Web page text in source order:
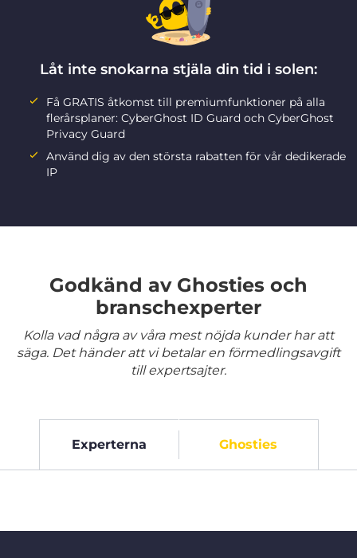
Låt inte snokarna stjäla din tid i solen:
Få GRATIS åtkomst till premiumfunktioner på alla
flerårsplaner: CyberGhost ID Guard och CyberGhost
Privacy Guard
Använd dig av den största rabatten för vår dedikerade
IP
Godkänd av Ghosties och
branschexperter
Kolla vad några av våra mest nöjda kunder har att
säga. Det händer att vi betalar en förmedlingsavgift
till expertsajter.
Experterna Ghosties